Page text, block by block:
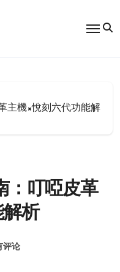
主機×悅刻六代功能解
：叮啞皮革
析
评论